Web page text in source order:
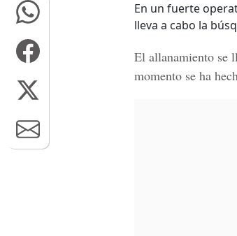
En un fuerte
lleva a cabo la
El allanamiento se
momento se ha